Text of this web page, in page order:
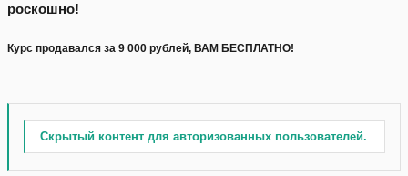
роскошно!
Курс продавался за 9 000 рублей, ВАМ БЕСПЛАТНО!
Скрытый контент для авторизованных пользователей.